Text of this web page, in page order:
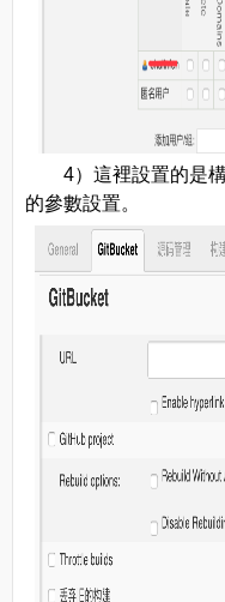
4）這裡設置的是
的參數設置。